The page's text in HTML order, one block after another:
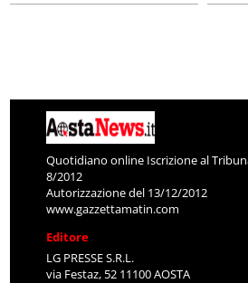
Quotidiano online Iscrizione al
8/2012
Autorizzazione del 13/12/2012
www.gazzettamatin.com
Editore
LG PRESSE S.R.L.
via Festaz, 52 11100 AOSTA